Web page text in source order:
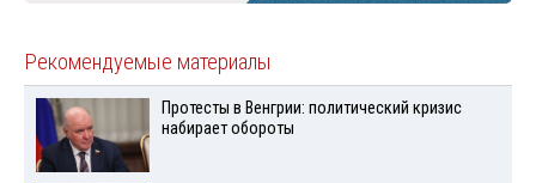
Рекомендуемые материалы
Протесты в Венгрии: политический кризис
набирает обороты